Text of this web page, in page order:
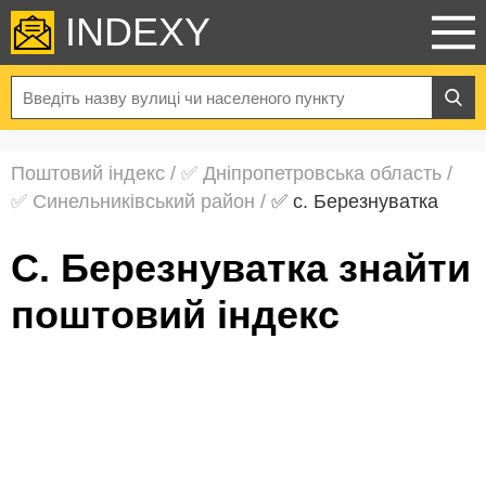
INDEXY
Поштовий індекс / ✅ Дніпропетровська область /
✅ Синельниківський район / ✅ с. Березнуватка
с. Березнуватка знайти
поштовий індекс